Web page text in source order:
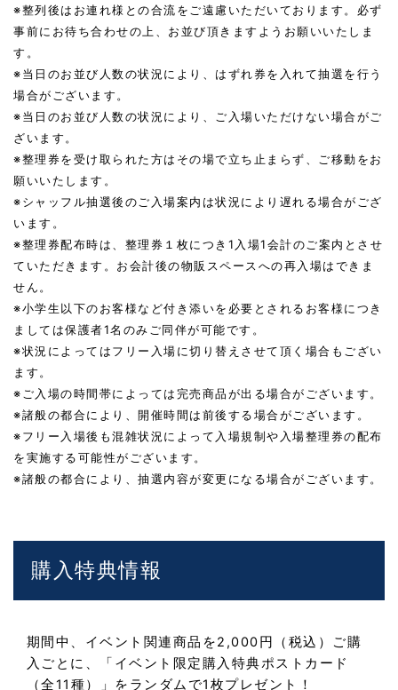
※整列後はお連れ様との合流をご遠慮いただいております。必ず
事前にお待ち合わせの上、お並び頂きますようお願いいたしま
す。
※当日のお並び人数の状況により、はずれ券を入れて抽選を行う
場合がございます。
※当日のお並び人数の状況により、ご入場いただけない場合がご
ざいます。
※整理券を受け取られた方はその場で立ち止まらず、ご移動をお
願いいたします。
※シャッフル抽選後のご入場案内は状況により遅れる場合がござ
います。
※整理券配布時は、整理券１枚につき1入場1会計のご案内とさせ
ていただきます。お会計後の物販スペースへの再入場はできま
せん。
※小学生以下のお客様など付き添いを必要とされるお客様につき
ましては保護者1名のみご同伴が可能です。
※状況によってはフリー入場に切り替えさせて頂く場合もござい
ます。
※ご入場の時間帯によっては完売商品が出る場合がございます。
※諸般の都合により、開催時間は前後する場合がございます。
※フリー入場後も混雑状況によって入場規制や入場整理券の配布
を実施する可能性がございます。
※諸般の都合により、抽選内容が変更になる場合がございます。
購入特典情報
期間中、イベント関連商品を2,000円（税込）ご購
入ごとに、「イベント限定購入特典ポストカード
（全11種）」をランダムで1枚プレゼント！